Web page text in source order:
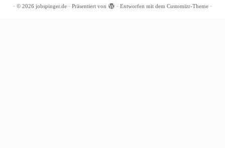
· © 2026 jobspinger.de · Präsentiert von · Entworfen mit dem Customizr-Theme ·